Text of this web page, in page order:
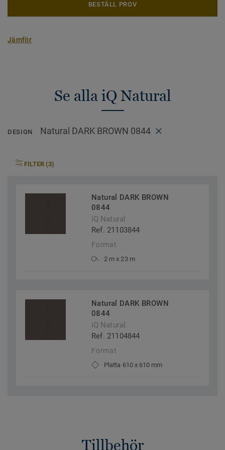
BESTÄLL PROV
Jämför
Se alla iQ Natural
DESIGN Natural DARK BROWN 0844
FILTER (3)
Natural DARK BROWN
0844
iQ Natural
Ref. 21103844
Format
2 m x 23 m
Natural DARK BROWN
0844
iQ Natural
Ref. 21104844
Format
Platta 610 x 610 mm
Tillbehör